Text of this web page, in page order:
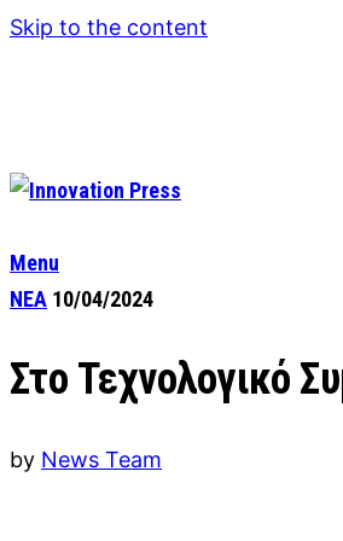
Skip to the content
Menu
ΝΕΑ 10/04/2024
Στο Τεχνολογικό
by News Team